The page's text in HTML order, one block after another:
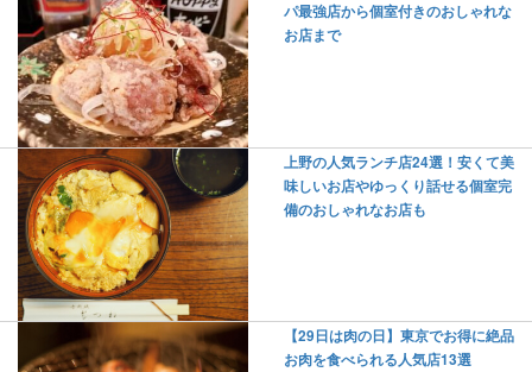
パ最強店から個室付きのおしゃれな
お店まで
上野の人気ランチ店24選！安くて美
味しいお店やゆっくり話せる個室完
備のおしゃれなお店も
【29日は肉の日】東京でお得に絶品
お肉を食べられる人気店13選